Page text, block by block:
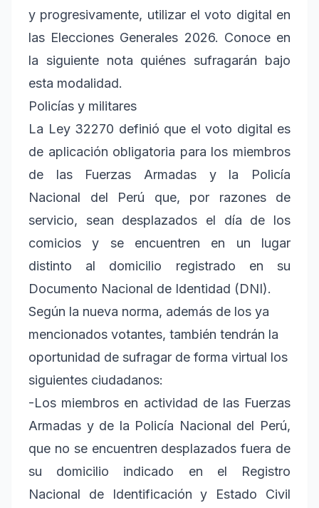
y progresivamente, utilizar el voto digital en
las Elecciones Generales 2026. Conoce en
la siguiente nota quiénes sufragarán bajo
esta modalidad.
Policías y militares
La Ley 32270 definió que el voto digital es
de aplicación obligatoria para los miembros
de las Fuerzas Armadas y la Policía
Nacional del Perú que, por razones de
servicio, sean desplazados el día de los
comicios y se encuentren en un lugar
distinto al domicilio registrado en su
Documento Nacional de Identidad (DNI).
Según la nueva norma, además de los ya
mencionados votantes, también tendrán la
oportunidad de sufragar de forma virtual los
siguientes ciudadanos:
-Los miembros en actividad de las Fuerzas
Armadas y de la Policía Nacional del Perú,
que no se encuentren desplazados fuera de
su domicilio indicado en el Registro
Nacional de Identificación y Estado Civil